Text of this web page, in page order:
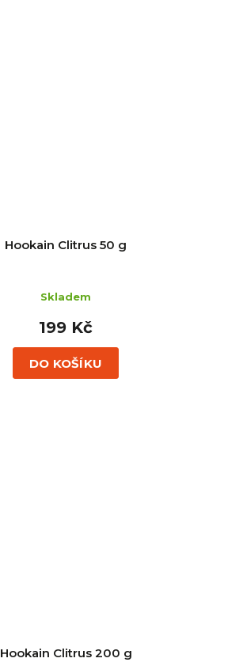
Hookain Clitrus 50 g
Skladem
199 Kč
DO KOŠÍKU
Hookain Clitrus 200 g